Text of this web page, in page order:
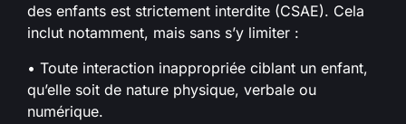
des enfants est strictement interdite (CSAE). Cela
inclut notamment, mais sans s’y limiter :
• Toute interaction inappropriée ciblant un enfant,
qu’elle soit de nature physique, verbale ou
numérique.